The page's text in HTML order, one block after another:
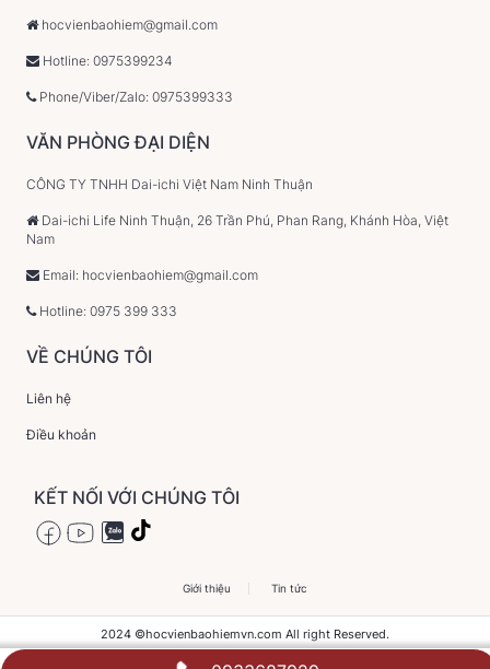
hocvienbaohiem@gmail.com
Hotline: 0975399234
Phone/Viber/Zalo: 0975399333
VĂN PHÒNG ĐẠI DIỆN
CÔNG TY TNHH Dai-ichi Việt Nam Ninh Thuận
Dai-ichi Life Ninh Thuận, 26 Trần Phú, Phan Rang, Khánh Hòa, Việt
Nam
Email: hocvienbaohiem@gmail.com
Hotline: 0975 399 333
VỀ CHÚNG TÔI
Liên hệ
Điều khoản
KẾT NỐI VỚI CHÚNG TÔI
Giới thiệu Tin tức
2024 ©hocvienbaohiemvn.com All right Reserved.